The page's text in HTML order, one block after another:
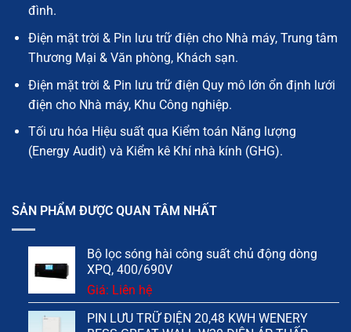
đình.
Điện mặt trời & Pin lưu trữ điện cho Nhà máy, Trung tâm
Thương Mại & Văn phòng, Khách sạn.
Điện mặt trời & Pin lưu trữ điện Quy mô lớn ổn định lưới
điện cho Nhà máy, Khu Công nghiệp.
Tối ưu hóa Hiệu suất qua Kiểm toán Năng lượng
(Energy Audit) và Kiểm kê Khí nhà kính (GHG).
SẢN PHẨM ĐƯỢC QUAN TÂM NHẤT
Bộ lọc sóng hài công suất chủ động dòng
XPQ, 400/690V
Giá: Liên hệ
PIN LƯU TRỮ ĐIỆN 20,48 KWH WENERY